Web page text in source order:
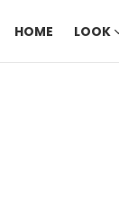
HOME LOOK